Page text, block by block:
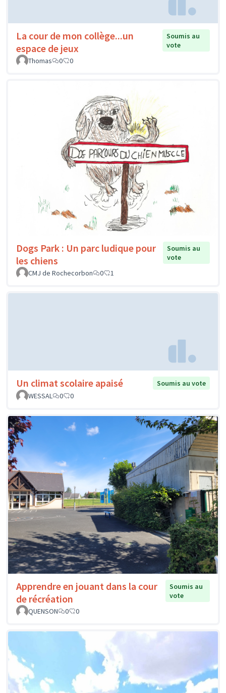
La cour de mon collège...un
espace de jeux
Soumis au
vote
Thomas
0 0
Dogs Park : Un parc ludique pour
les chiens
Soumis au
vote
CMJ de Rochecorbon
0 1
Un climat scolaire apaisé
Soumis au vote
WESSAL
0 0
Apprendre en jouant dans la cour
de récréation
Soumis au
vote
QUENSON
0 0